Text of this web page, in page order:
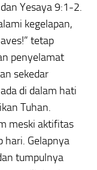
Yesaya 9:1-2.
kegelapan,
tetap
penyelamat
sekedar
di dalam hati
Tuhan.
meski aktifitas
hari. Gelapnya
tumpulnya